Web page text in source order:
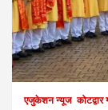
एजुकेशन न्‍यूज कोटद्वार